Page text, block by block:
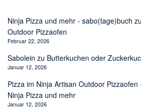
Ninja Pizza und mehr - sabo(tage)buch zu
Outdoor Pizzaofen
Februar 22, 2026
Sabolein zu Butterkuchen oder
Januar 12, 2026
Pizza im Ninja Artisan Outdoor
Ninja Pizza und mehr
Januar 12, 2026